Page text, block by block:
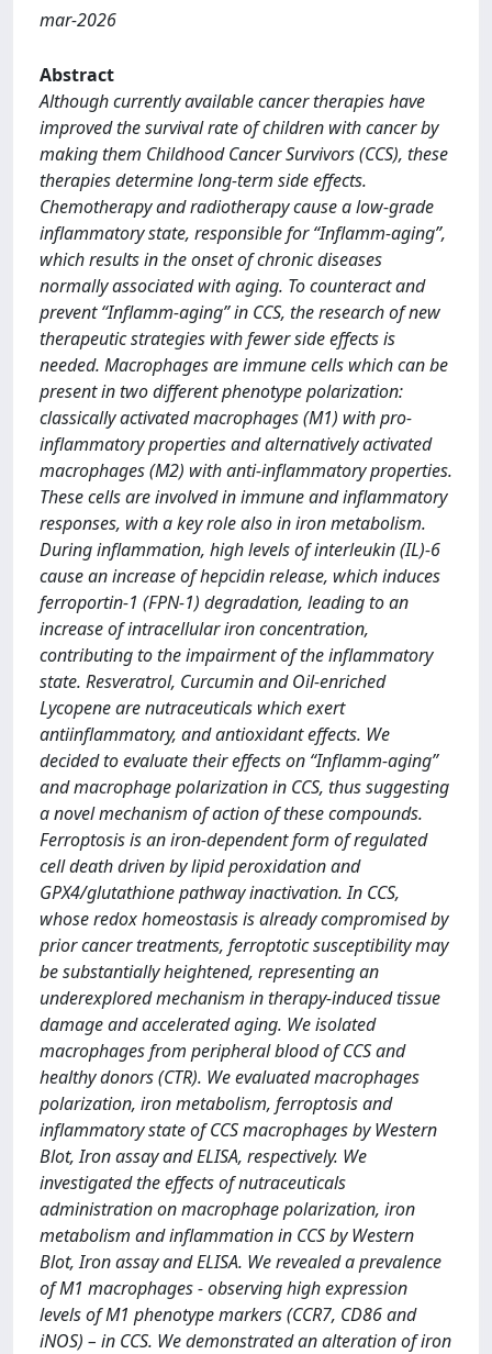
mar-2026
Abstract
Although currently available cancer therapies have
improved the survival rate of children with cancer by
making them Childhood Cancer Survivors (CCS), these
therapies determine long-term side effects.
Chemotherapy and radiotherapy cause a low-grade
inflammatory state, responsible for “Inflamm-aging”,
which results in the onset of chronic diseases
normally associated with aging. To counteract and
prevent “Inflamm-aging” in CCS, the research of new
therapeutic strategies with fewer side effects is
needed. Macrophages are immune cells which can be
present in two different phenotype polarization:
classically activated macrophages (M1) with pro-
inflammatory properties and alternatively activated
macrophages (M2) with anti-inflammatory properties.
These cells are involved in immune and inflammatory
responses, with a key role also in iron metabolism.
During inflammation, high levels of interleukin (IL)-6
cause an increase of hepcidin release, which induces
ferroportin-1 (FPN-1) degradation, leading to an
increase of intracellular iron concentration,
contributing to the impairment of the inflammatory
state. Resveratrol, Curcumin and Oil-enriched
Lycopene are nutraceuticals which exert
antiinflammatory, and antioxidant effects. We
decided to evaluate their effects on “Inflamm-aging”
and macrophage polarization in CCS, thus suggesting
a novel mechanism of action of these compounds.
Ferroptosis is an iron-dependent form of regulated
cell death driven by lipid peroxidation and
GPX4/glutathione pathway inactivation. In CCS,
whose redox homeostasis is already compromised by
prior cancer treatments, ferroptotic susceptibility may
be substantially heightened, representing an
underexplored mechanism in therapy-induced tissue
damage and accelerated aging. We isolated
macrophages from peripheral blood of CCS and
healthy donors (CTR). We evaluated macrophages
polarization, iron metabolism, ferroptosis and
inflammatory state of CCS macrophages by Western
Blot, Iron assay and ELISA, respectively. We
investigated the effects of nutraceuticals
administration on macrophage polarization, iron
metabolism and inflammation in CCS by Western
Blot, Iron assay and ELISA. We revealed a prevalence
of M1 macrophages - observing high expression
levels of M1 phenotype markers (CCR7, CD86 and
iNOS) – in CCS. We demonstrated an alteration of iron